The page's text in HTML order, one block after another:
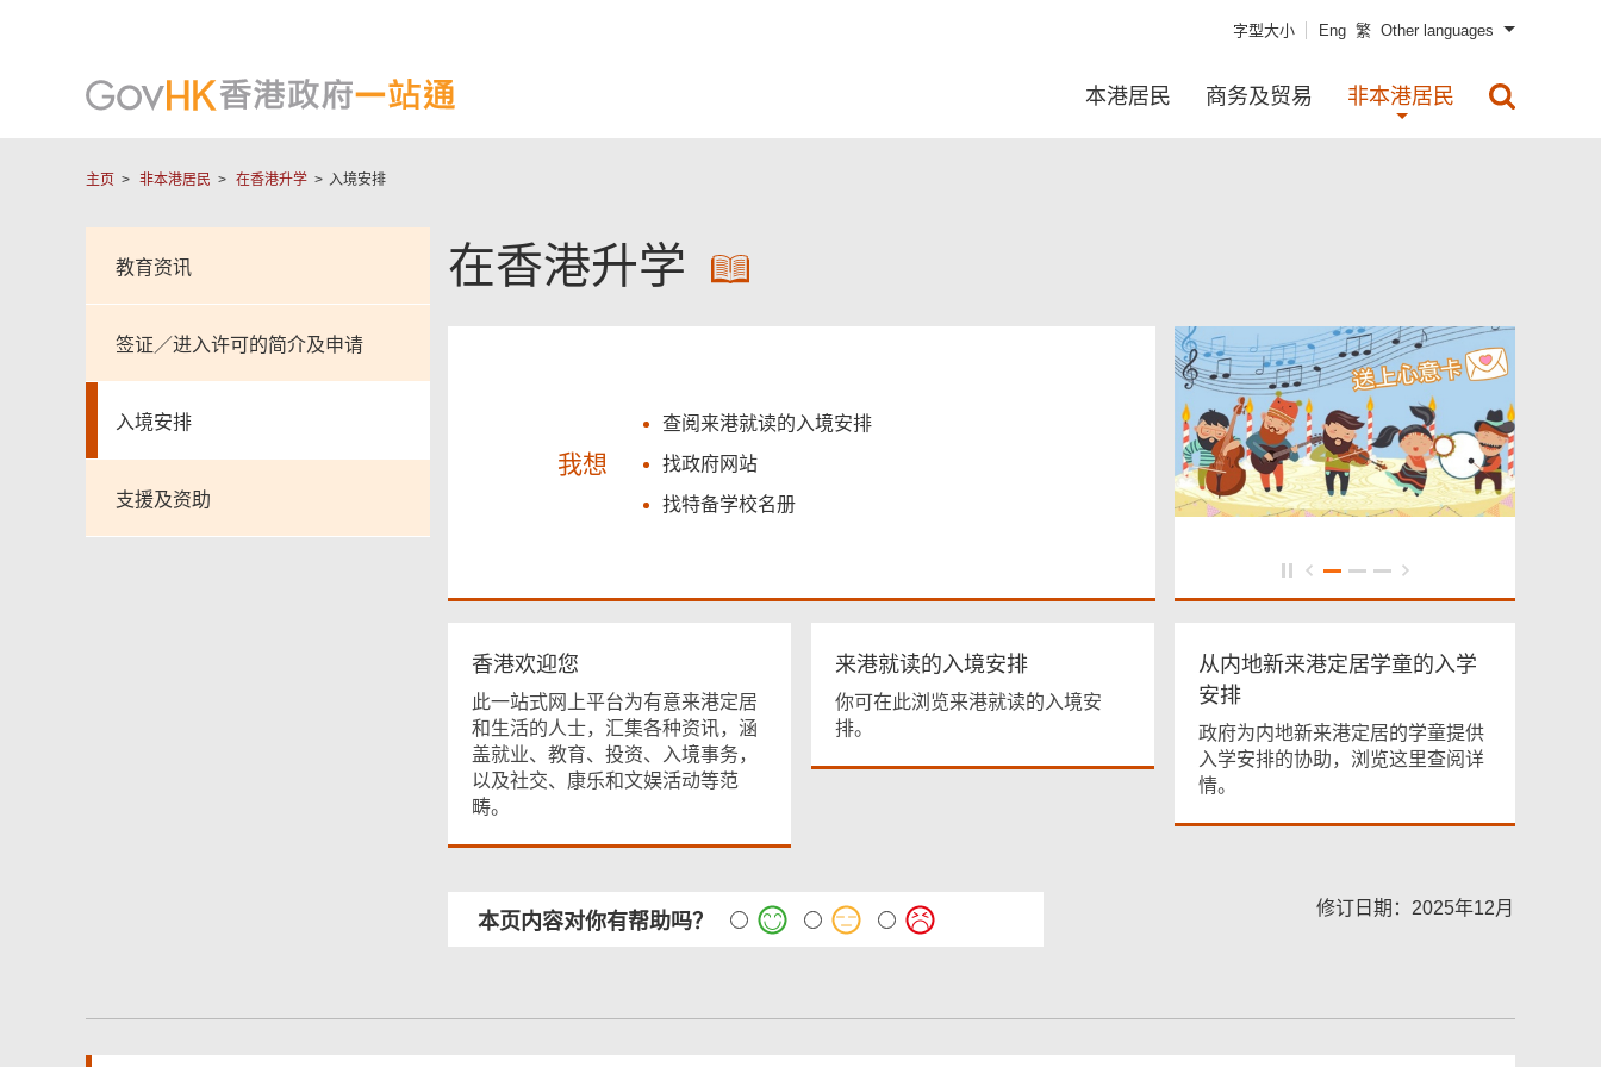
字型大小 Eng 繁 Other languages
本港居民 商务及贸易 非本港居民
主页 非本港居民 在香港升学 入境安排
教育资讯
签证／进入许可的简介及申请
入境安排
支援及资助
在香港升学
我想
查阅来港就读的入境安排
找政府网站
找特备学校名册
香港欢迎您
此一站式网上平台为有意来港定居
和生活的人士，汇集各种资讯，涵
盖就业、教育、投资、入境事务，
以及社交、康乐和文娱活动等范
畴。
来港就读的入境安排
你可在此浏览来港就读的入境安
排。
从内地新来港定居学童的入学
安排
政府为内地新来港定居的学童提供
入学安排的协助，浏览这里查阅详
情。
本页内容对你有帮助吗？
修订日期：2025年12月